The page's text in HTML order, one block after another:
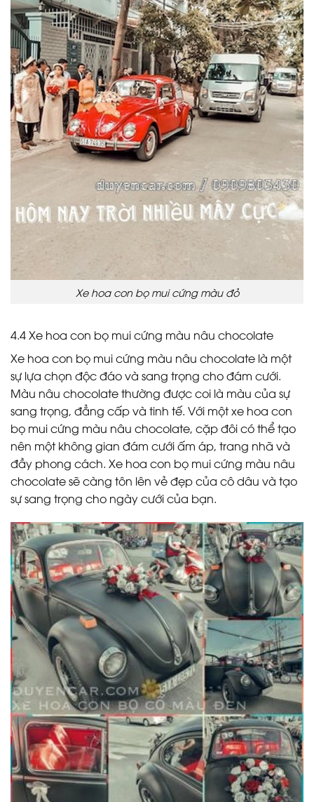
Xe hoa con bọ mui cứng màu đỏ
4.4 Xe hoa con bọ mui cứng màu nâu chocolate
Xe hoa con bọ mui cứng màu nâu chocolate là một
sự lựa chọn độc đáo và sang trọng cho đám cưới.
Màu nâu chocolate thường được coi là màu của sự
sang trọng, đẳng cấp và tinh tế. Với một xe hoa con
bọ mui cứng màu nâu chocolate, cặp đôi có thể tạo
nên một không gian đám cưới ấm áp, trang nhã và
đầy phong cách. Xe hoa con bọ mui cứng màu nâu
chocolate sẽ càng tôn lên vẻ đẹp của cô dâu và tạo
sự sang trọng cho ngày cưới của bạn.